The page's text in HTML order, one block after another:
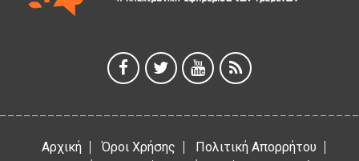
Έκτακτη χρηματοδότηση 400.000€ για επιπλέον εργασίες
στο Δημοτικό Στάδιο Γρεβενών «Μίλτος Τεντόγλου»
Αρχική Όροι Χρήσης
Πολιτική Απορρήτου